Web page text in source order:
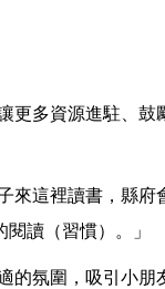
更多資源進駐、鼓
來這裡讀書，縣府
讀（習慣）。」
的氛圍，吸引小朋